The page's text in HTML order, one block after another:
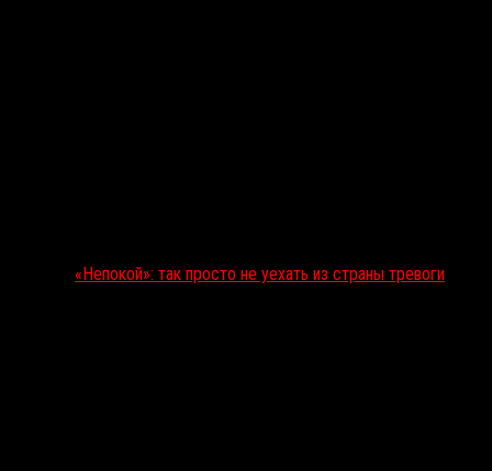
«Непокой»: так просто не уехать из страны тревоги